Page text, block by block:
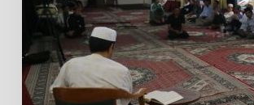
Sharifani
Mengulas
Makna
Sumpah